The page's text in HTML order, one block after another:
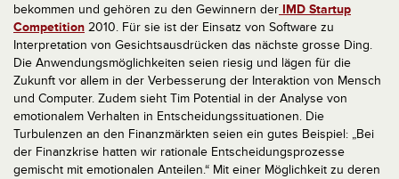
bekommen und gehören zu den Gewinnern der IMD Startup
Competition 2010. Für sie ist der Einsatz von Software zu
Interpretation von Gesichtsausdrücken das nächste grosse Ding.
Die Anwendungsmöglichkeiten seien riesig und lägen für die
Zukunft vor allem in der Verbesserung der Interaktion von Mensch
und Computer. Zudem sieht Tim Potential in der Analyse von
emotionalem Verhalten in Entscheidungssituationen. Die
Turbulenzen an den Finanzmärkten seien ein gutes Beispiel: „Bei
der Finanzkrise hatten wir rationale Entscheidungsprozesse
gemischt mit emotionalen Anteilen.“ Mit einer Möglichkeit zu deren